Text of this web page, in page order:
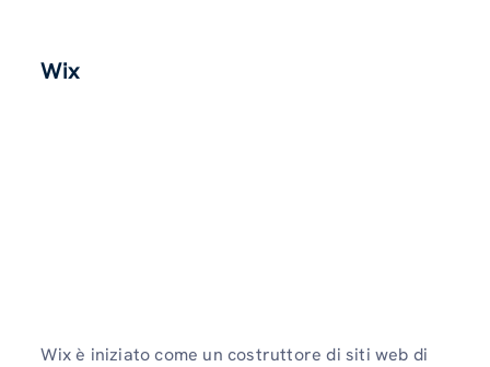
Wix
Wix è iniziato come un costruttore di siti web di